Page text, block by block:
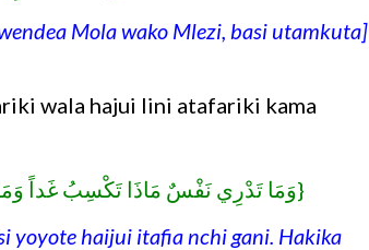
Mola wako Mlezi, basi utamkuta]
wala hajui lini atafariki kama
{وَمَا تَدْرِي نَفْسٌ مَاذَا تَكْسِبُ غَداً
yoyote haijui itafia nchi gani. Hakika